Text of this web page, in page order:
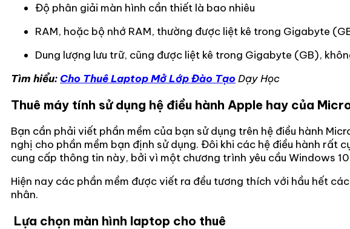
Độ phân giải màn hình cần thiết là bao nhiêu
RAM, hoặc bộ nhớ RAM, thường được liệt kê trong Gigabyte
Dung lượng lưu trữ, cũng được liệt kê trong Gigabyte (GB),
Tìm hiểu: Cho Thuê Laptop Mở Lớp Đào Tạo Dạy Học
Thuê máy tính sử dụng hệ điều hành Apple hay của
Bạn cần phải viết phần mềm của bạn sử dụng trên hệ điều hành
nghị cho phần mềm bạn định sử dụng. Đôi khi các hệ điều hành rất
cung cấp thông tin này, bởi vì một chương trình yêu cầu Windows
Hiện nay các phần mềm được viết ra đều tương thích với hầu hết
nhân.
Lựa chọn màn hình laptop cho thuê